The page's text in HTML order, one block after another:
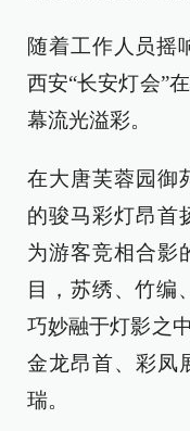
随着工作人员摇
西安“长安灯会”
幕流光溢彩。
在大唐芙蓉园御
的骏马彩灯昂首
为游客竞相合影
目，苏绣、竹编
巧妙融于灯影之
金龙昂首、彩凤
瑞。